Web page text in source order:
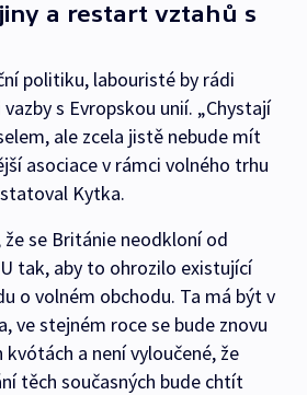
a restart vztahů s
politiku, labouristé by rádi
s Evropskou unií. „Chystají
ale zcela jistě nebude mít
asociace v rámci volného trhu
Kytka.
že se Británie neodkloní od
tak, aby to ohrozilo existující
o volném obchodu. Ta má být v
ve stejném roce se bude znovu
a není vyloučené, že
těch současných bude chtít